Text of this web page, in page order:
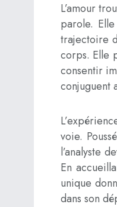
L’amour
parole.
trajectoire
corps. Elle
consentir
conjuguent
voie.
l’analyste
En
unique
dans son